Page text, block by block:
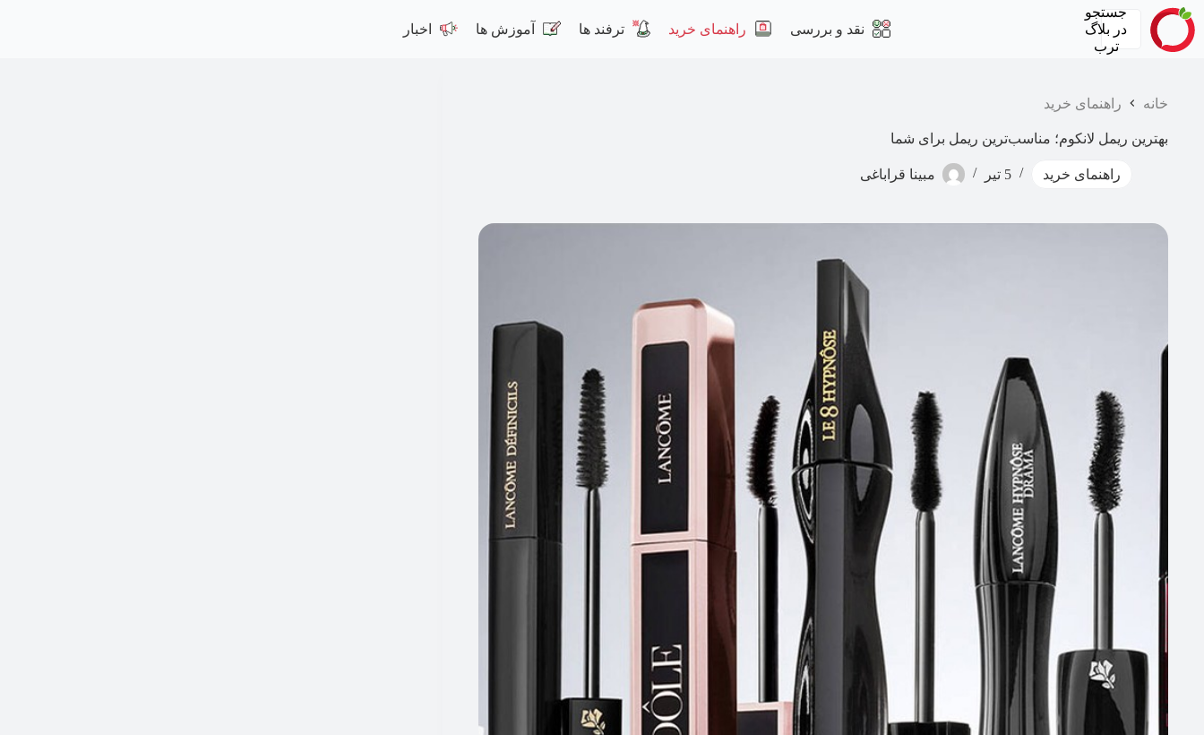
پرش
به
محتوا
جستجو
در بلاگ
ترب
نقد و بررسی راهنمای خرید ترفند ها آموزش ها اخبار
خانه راهنمای خرید
بهترین ریمل لانکوم؛ مناسب‌ترین ریمل برای شما
راهنمای خرید 5 تیر مبینا قراباغی